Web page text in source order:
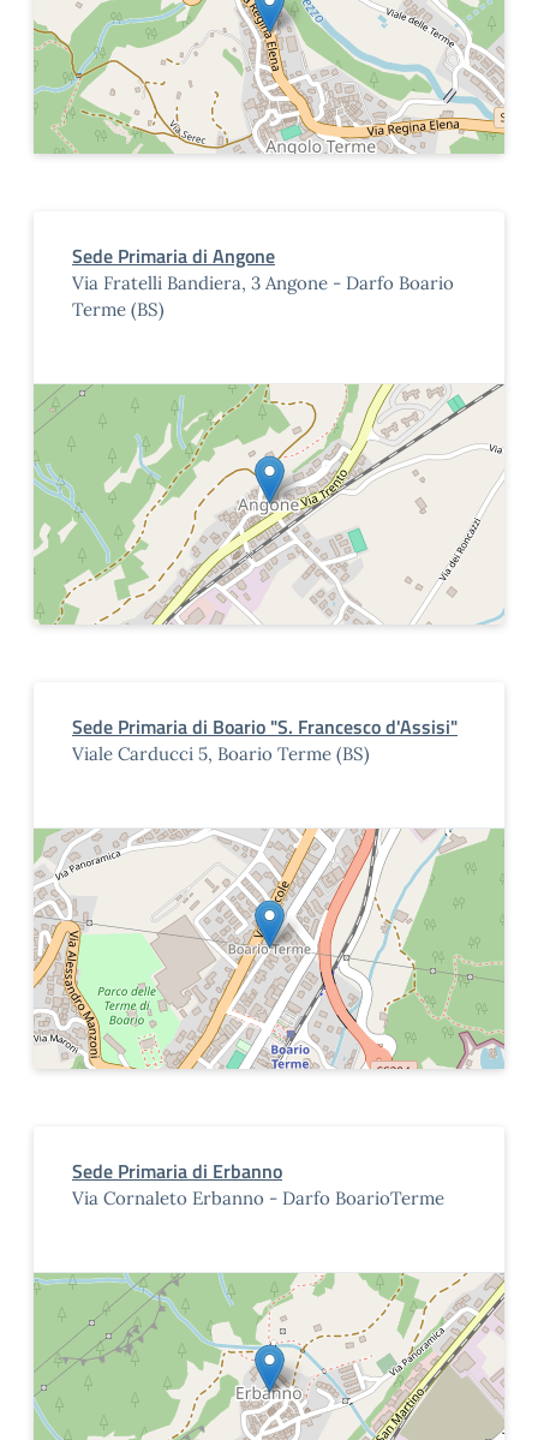
Sede Primaria di Angone
Via Fratelli Bandiera, 3 Angone - Darfo Boario
Terme (BS)
Sede Primaria di Boario "S. Francesco d'Assisi"
Viale Carducci 5, Boario Terme (BS)
Sede Primaria di Erbanno
Via Cornaleto Erbanno - Darfo BoarioTerme